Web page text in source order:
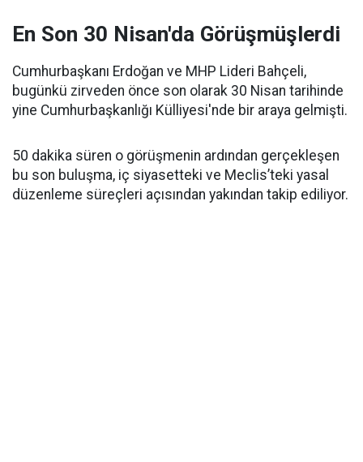
En Son 30 Nisan'da Görüşmüşlerdi
Cumhurbaşkanı Erdoğan ve MHP Lideri Bahçeli,
bugünkü zirveden önce son olarak 30 Nisan tarihinde
yine Cumhurbaşkanlığı Külliyesi'nde bir araya gelmişti.
50 dakika süren o görüşmenin ardından gerçekleşen
bu son buluşma, iç siyasetteki ve Meclis’teki yasal
düzenleme süreçleri açısından yakından takip ediliyor.